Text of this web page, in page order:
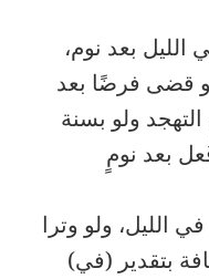
بعد نوم،
قضى فرضًا بعد
ولو بسنة
بعد نومٍ
الليل، ولو وترا
بتقدير (في)